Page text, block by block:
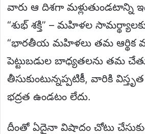
వారు ఆ దిశగా మళ్లుతుండటాన్ని
“శుభ్ శక్తి” – మహిళల
“భారతీయ మహిళలు తమ ఆర్థిక
పెట్టుబడుల బాధ్యతలను తమ
తీసుకుంటున్నప్పటికీ, వారికి
భద్రత ఉండటం లేదు.
దీంతో ఏదైనా విషాదం చోటు